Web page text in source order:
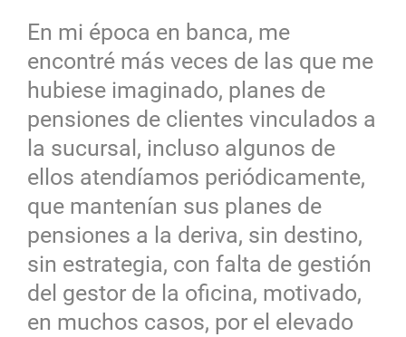
En mi época en banca, me
encontré más veces de las que me
hubiese imaginado, planes de
pensiones de clientes vinculados a
la sucursal, incluso algunos de
ellos atendíamos periódicamente,
que mantenían sus planes de
pensiones a la deriva, sin destino,
sin estrategia, con falta de gestión
del gestor de la oficina, motivado,
en muchos casos, por el elevado